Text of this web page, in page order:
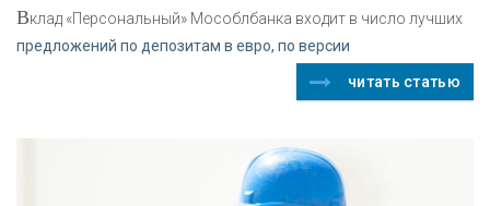
Вклад «Персональный» Мособлбанка входит в число лучших
предложений по депозитам в евро, по версии
читать статью